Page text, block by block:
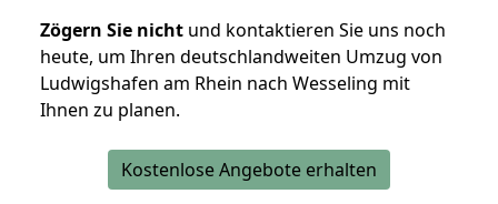
Zögern Sie nicht und kontaktieren Sie uns noch
heute, um Ihren deutschlandweiten Umzug von
Ludwigshafen am Rhein nach Wesseling mit
Ihnen zu planen.
Kostenlose Angebote erhalten